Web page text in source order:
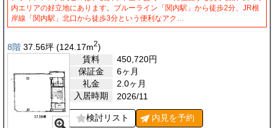
内エリアの好立地にあります。ブルーライン「関内駅」から徒歩2分、JR根
岸線「関内駅」北口から徒歩3分という便利なアク…
8階 37.56坪 (124.17m2)
賃料
450,720円
保証金
6ヶ月
礼金
2.0ヶ月
入居時期
2026/11
検討リスト 内見を予約